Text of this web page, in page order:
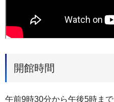
開館時間
午前9時30分から午後5時まで